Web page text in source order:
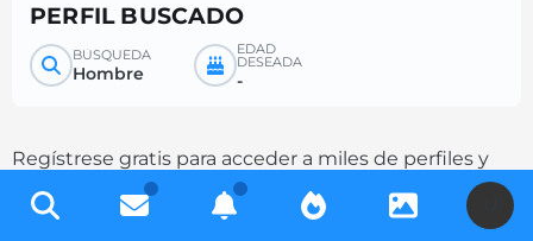
PERFIL BUSCADO
BÚSQUEDA
Hombre
EDAD
DESEADA
-
Regístrese gratis para acceder a miles de perfiles y
aumente sus posibilidades de contacto
completando su descripción.